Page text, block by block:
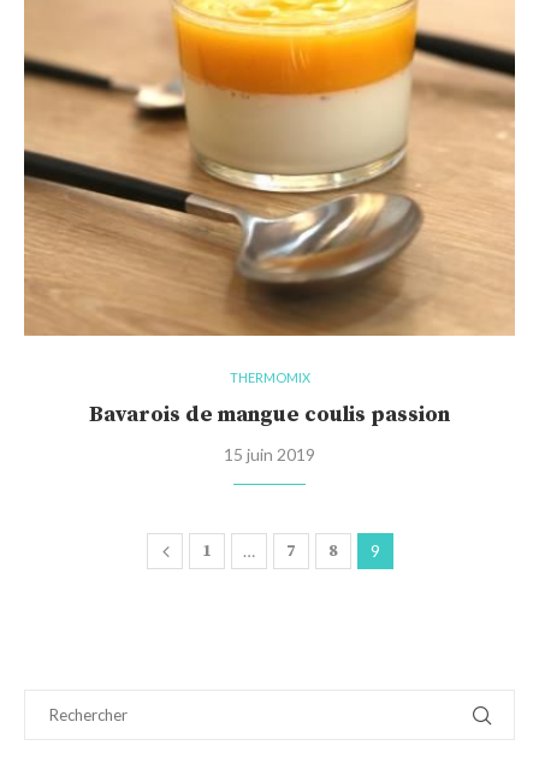
THERMOMIX
Bavarois de mangue coulis passion
15 juin 2019
1 … 7 8 9